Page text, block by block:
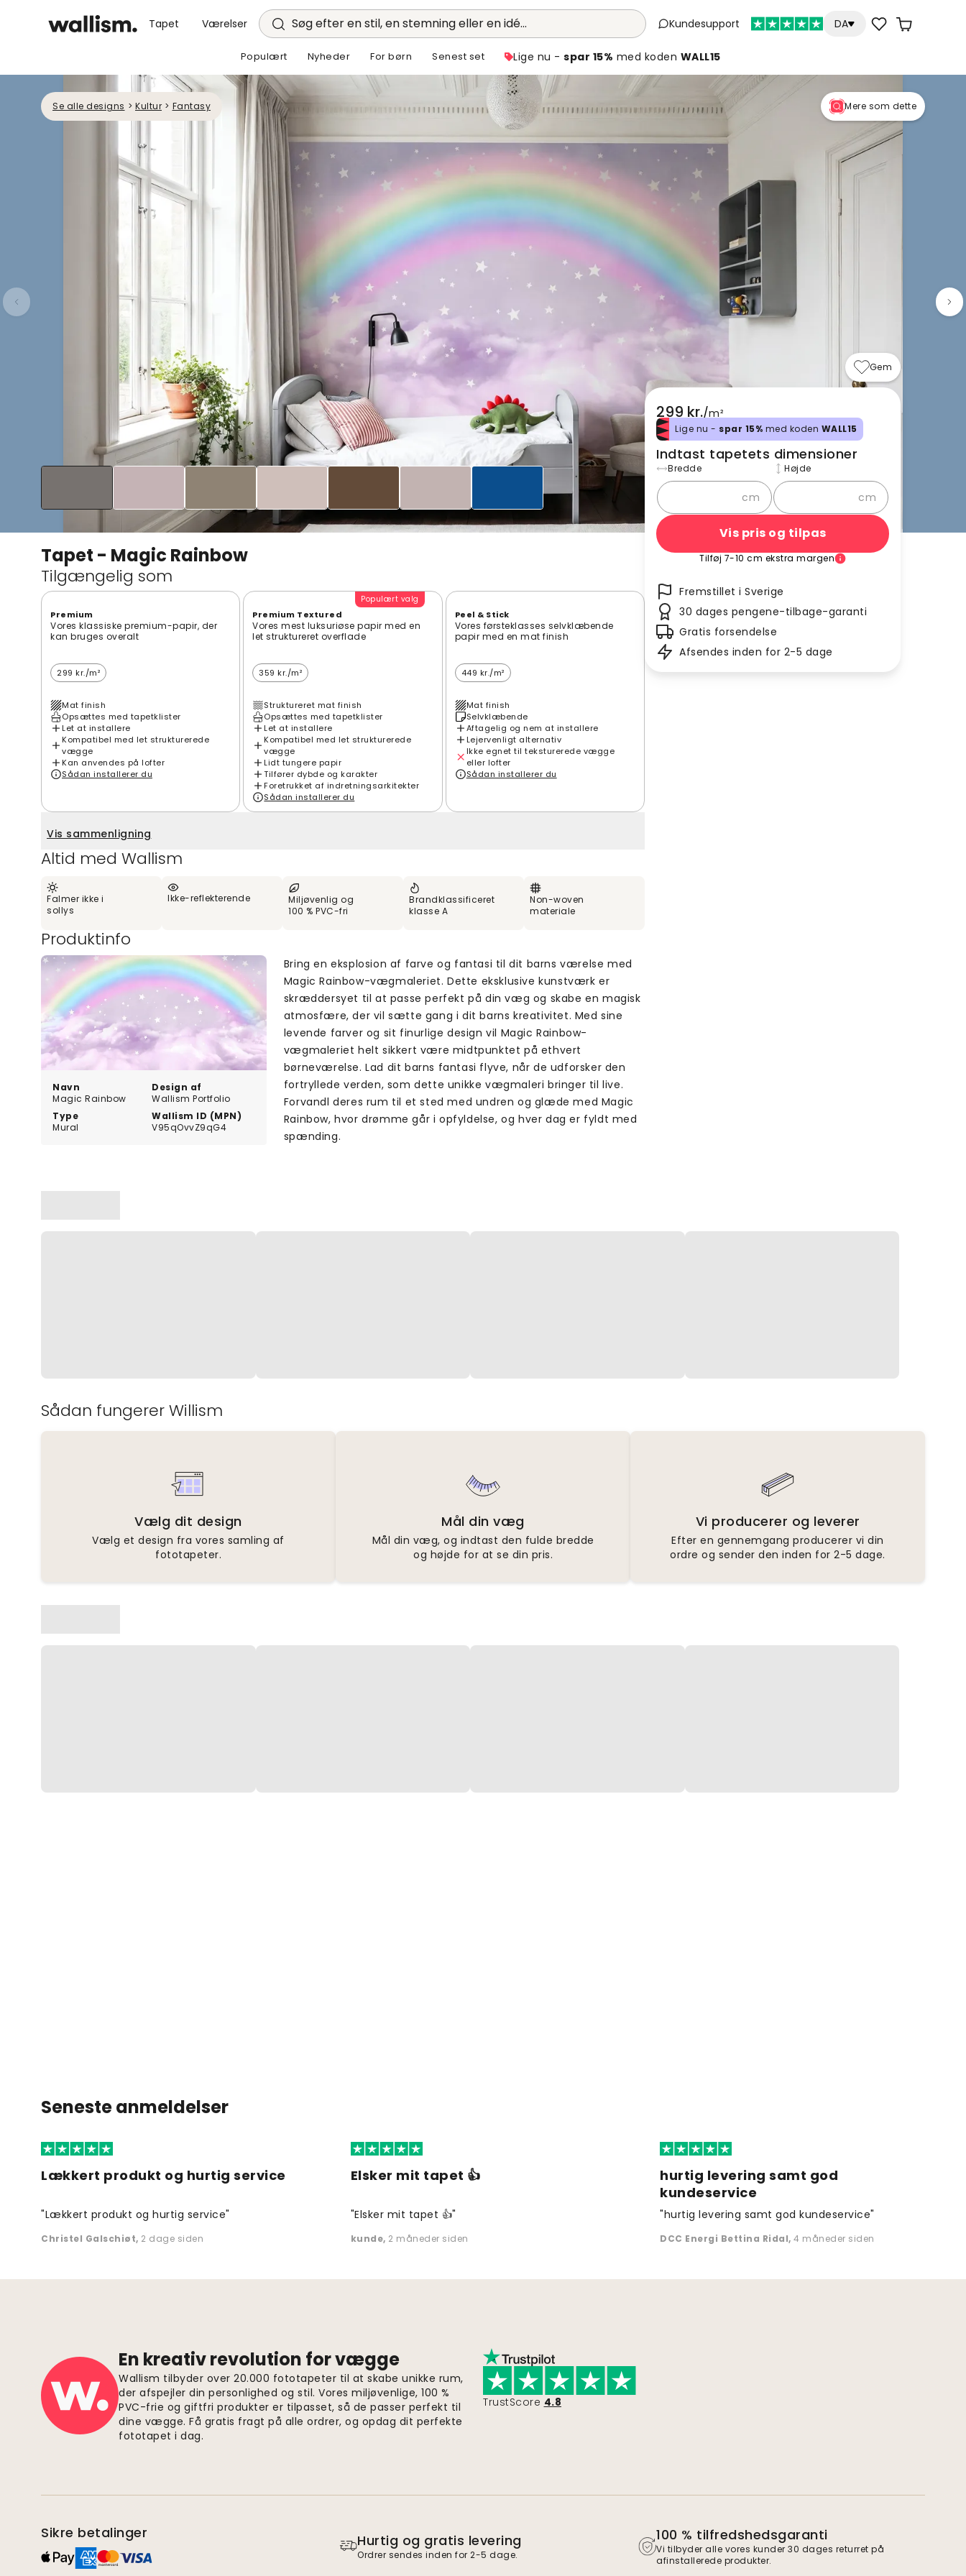
Tapet Værelser Søg efter en stil, en stemning eller en idé... Kundesupport DA
Populært Nyheder For børn Senest set Lige nu - spar 15% med koden WALL15
Se alle designs > Kultur > Fantasy Mere som dette
Tapet - Magic Rainbow
Tilgængelig som
Premium
Vores klassiske premium-papir, der
kan bruges overalt
299 kr./m²
Mat finish
Opsættes med tapetklister
Let at installere
Kompatibel med let strukturerede
vægge
Kan anvendes på lofter
Sådan installerer du
Populært valg
Premium Textured
Vores mest luksuriøse papir med en
let struktureret overflade
359 kr./m²
Struktureret mat finish
Opsættes med tapetklister
Let at installere
Kompatibel med let strukturerede
vægge
Lidt tungere papir
Tilfører dybde og karakter
Foretrukket af indretningsarkitekter
Sådan installerer du
Peel & Stick
Vores førsteklasses selvklæbende
papir med en mat finish
449 kr./m²
Mat finish
Selvklæbende
Aftagelig og nem at installere
Lejervenligt alternativ
Ikke egnet til teksturerede vægge
eller lofter
Sådan installerer du
Vis sammenligning
Altid med Wallism
Falmer ikke i
sollys
Ikke-reflekterende
Miljøvenlig og
100 % PVC-fri
Brandklassificeret
klasse A
Non-woven
materiale
Produktinfo
Navn
Magic Rainbow
Design af
Wallism Portfolio
Type
Mural
Wallism ID (MPN)
V95qOvvZ9qG4
Bring en eksplosion af farve og fantasi til dit barns værelse med
Magic Rainbow-vægmaleriet. Dette eksklusive kunstværk er
skræddersyet til at passe perfekt på din væg og skabe en magisk
atmosfære, der vil sætte gang i dit barns kreativitet. Med sine
levende farver og sit finurlige design vil Magic Rainbow-
vægmaleriet helt sikkert være midtpunktet på ethvert
børneværelse. Lad dit barns fantasi flyve, når de udforsker den
fortryllede verden, som dette unikke vægmaleri bringer til live.
Forvandl deres rum til et sted med undren og glæde med Magic
Rainbow, hvor drømme går i opfyldelse, og hver dag er fyldt med
spænding.
Gem
299 kr./m²
Lige nu - spar 15% med koden WALL15
Indtast tapetets dimensioner
Bredde
cm
Højde
cm
Vis pris og tilpas
Tilføj 7-10 cm ekstra margen
Fremstillet i Sverige
30 dages pengene-tilbage-garanti
Gratis forsendelse
Afsendes inden for 2-5 dage
Sådan fungerer Willism
Vælg dit design
Vælg et design fra vores samling af
fototapeter.
Mål din væg
Mål din væg, og indtast den fulde bredde
og højde for at se din pris.
Vi producerer og leverer
Efter en gennemgang producerer vi din
ordre og sender den inden for 2-5 dage.
Seneste anmeldelser
Lækkert produkt og hurtig service
"Lækkert produkt og hurtig service"
Christel Galschiøt, 2 dage siden
Elsker mit tapet 👍
"Elsker mit tapet 👍"
kunde, 2 måneder siden
hurtig levering samt god
kundeservice
"hurtig levering samt god kundeservice"
DCC Energi Bettina Ridal, 4 måneder siden
En kreativ revolution for vægge
Wallism tilbyder over 20.000 fototapeter til at skabe unikke rum,
der afspejler din personlighed og stil. Vores miljøvenlige, 100 %
PVC-frie og giftfri produkter er tilpasset, så de passer perfekt til
dine vægge. Få gratis fragt på alle ordrer, og opdag dit perfekte
fototapet i dag.
TrustScore 4.8
Sikre betalinger Hurtig og gratis levering
Ordrer sendes inden for 2-5 dage.
100 % tilfredshedsgaranti
Vi tilbyder alle vores kunder 30 dages returret på
afinstallerede produkter.